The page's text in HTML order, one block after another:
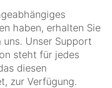
haben, erhalten Sie
uns. Unser Support
steht für jedes
diesen
zur Verfügung.